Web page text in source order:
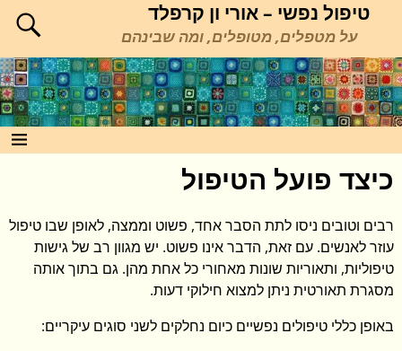
טיפול נפשי – אורי ון קרפלד
על מטפלים, מטופלים, ומה שבינהם
כיצד פועל הטיפול
רבים וטובים ניסו לתת הסבר אחד, פשוט וממצה, לאופן שבו טיפול
עוזר לאנשים. עם זאת, הדבר אינו פשוט. יש מגוון רב של גישות
טיפוליות, ותאוריות שונות מאחורי כל אחת מהן. גם בתוך אותה
מסגרת תאורטית ניתן למצוא חילוקי דעות.
באופן כללי טיפולים נפשיים כיום נחלקים לשני סוגים עיקריים: